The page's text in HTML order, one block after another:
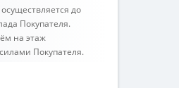
до
Покупателя.
на этаж
Покупателя.